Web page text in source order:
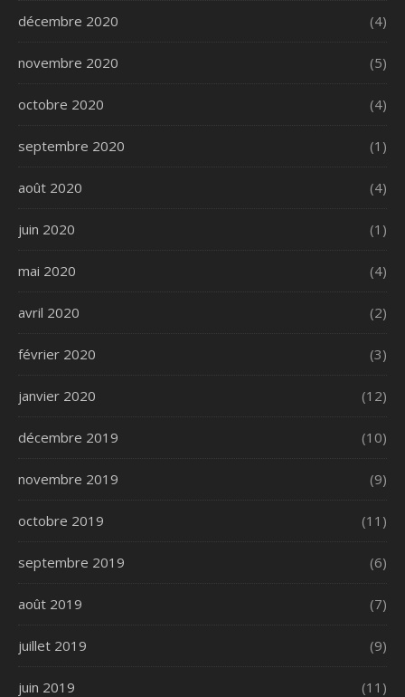
décembre 2020 (4)
novembre 2020 (5)
octobre 2020 (4)
septembre 2020 (1)
août 2020 (4)
juin 2020 (1)
mai 2020 (4)
avril 2020 (2)
février 2020 (3)
janvier 2020 (12)
décembre 2019 (10)
novembre 2019 (9)
octobre 2019 (11)
septembre 2019 (6)
août 2019 (7)
juillet 2019 (9)
juin 2019 (11)